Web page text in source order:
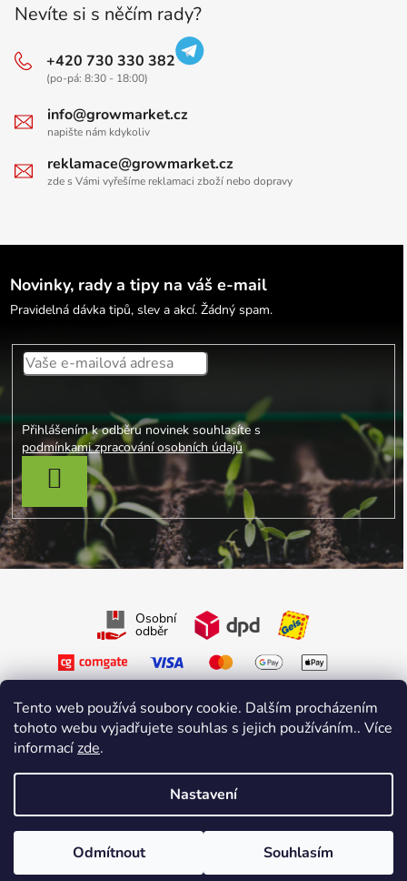
Tento web používá soubory cookie. Dalším procházením
tohoto webu vyjadřujete souhlas s jejich používáním.. Více
informacízde.
Nastavení
Odmítnout Souhlasím
Nevíte si s něčím rady?
+420 730 330 382
(po-pá: 8:30 - 18:00)
info@growmarket.cz
napište nám kdykoliv
reklamace@growmarket.cz
zde s Vámi vyřešíme reklamaci zboží nebo dopravy
Novinky, rady a tipy na váš e-mail
Pravidelná dávka tipů, slev a akcí. Žádný spam.
Přihlášením k odběru novinek souhlasíte s
podmínkami zpracování osobních údajů
PŘIHLÁSIT SE
Osobní
odběr
Sledujte nás na Instagramu
Vytvořil Shoptet Premium&sniperdesign.cz
Copyright 2026
Growmarket.cz . Všechna práva vyhrazena.